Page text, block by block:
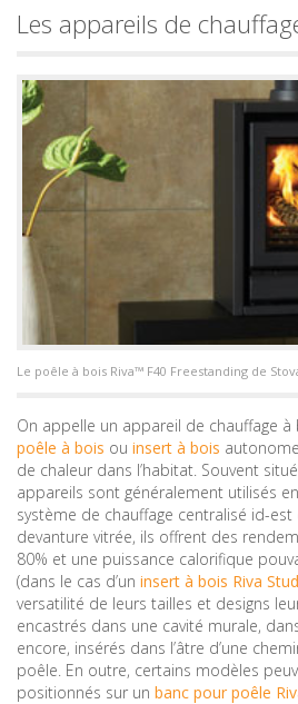
Les appareils de
Le poêle à bois Riva™ F40 Freestanding de
On appelle un appareil de chauffage
poêle à bois ou insert à bois
de chaleur dans l’habitat. Souvent
appareils sont généralement utilisés
système de chauffage centralisé id-
devanture vitrée, ils offrent des
80% et une puissance calorifique
(dans le cas d’un insert à bois Riva
versatilité de leurs tailles et designs
encastrés dans une cavité murale,
encore, insérés dans l’âtre d’une
poêle. En outre, certains modèles
positionnés sur un banc pour poêle